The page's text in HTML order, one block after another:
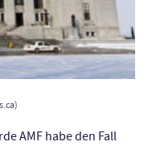
AMF habe den Fall